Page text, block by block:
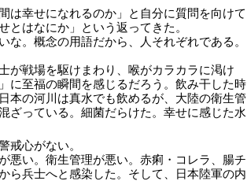
は幸せになれるのか」と自分に質問を向けて
とはなにか」という返ってきた。
。概念の用語だから、人それぞれである。
が戦場を駆けまわり、喉がカラカラに渇け
に至福の瞬間を感じるだろう。飲み干した時
本の河川は真水でも飲めるが、大陸の衛生管
ざっている。細菌だらけた。幸せに感じた水
戒心がない。
悪い。衛生管理が悪い。赤痢・コレラ、腸チ
ら兵士へと感染した。そして、日本陸軍の内